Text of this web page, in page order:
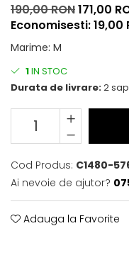
190,00 RON171,00
Economisesti:19,00
Marime: M
1IN STOC
Durata de livrare:2
Cod Produs: C1480-
Ai nevoie de ajutor?
Adauga la Favorite